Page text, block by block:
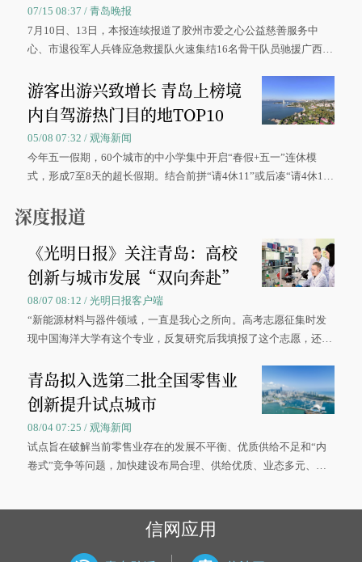
07/15 08:37 / 青岛晚报
7月10日、13日，本报连续报道了胶州市爱之心公益慈善服务中
心、市退役军人兵锋应急救援队火速集结16名骨干队员驰援广西灾
游客出游兴致增长 青岛上榜境
内自驾游热门目的地TOP10
05/08 07:32 / 观海新闻
今年五一假期，60个城市的中小学集中开启“春假+五一”连休模
式，形成7至8天的超长假期。结合前拼“请4休11”或后凑“请4休1
深度报道
《光明日报》关注青岛：高校
创新与城市发展“双向奔赴”
08/07 08:12 / 光明日报客户端
“新能源材料与器件领域，一直是我心之所向。高考志愿征集时发
现中国海洋大学有这个专业，反复研究后我填报了这个志愿，还真
大学材料科学与工程学院材料类专业的录取通知书。
青岛拟入选第二批全国零售业
创新提升试点城市
08/04 07:25 / 观海新闻
试点旨在破解当前零售业存在的发展不平衡、优质供给不足和“内
卷式”竞争等问题，加快建设布局合理、供给优质、业态多元、智
信网应用